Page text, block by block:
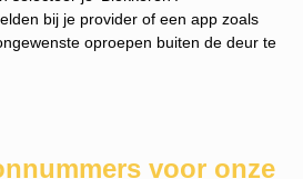
bij je provider of een app zoals
oproepen buiten de deur te
voor onze